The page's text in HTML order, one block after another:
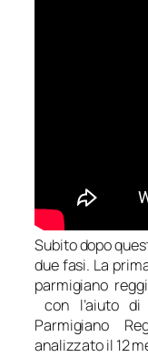
Subito dopo
due fasi. La
parmigiano
con l’aiuto
Parmigiano
analizzato il 12